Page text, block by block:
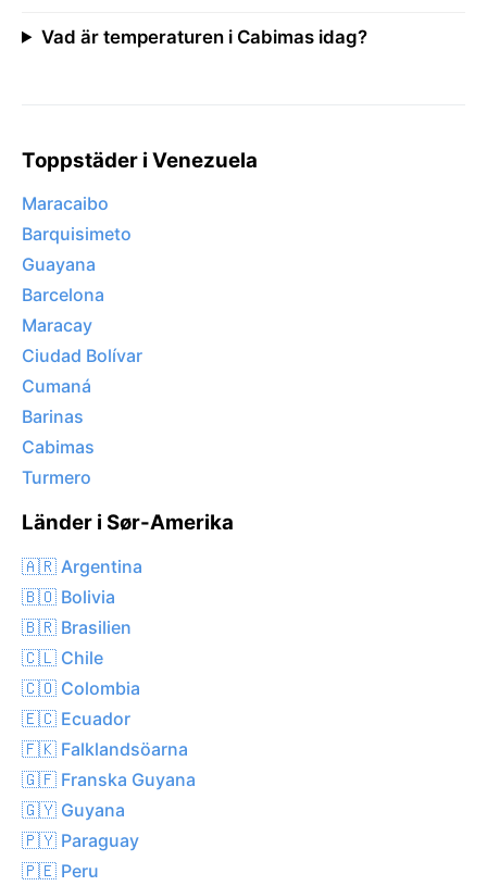
Vad är temperaturen i Cabimas idag?
Toppstäder i Venezuela
Maracaibo
Barquisimeto
Guayana
Barcelona
Maracay
Ciudad Bolívar
Cumaná
Barinas
Cabimas
Turmero
Länder i Sør-Amerika
🇦🇷 Argentina
🇧🇴 Bolivia
🇧🇷 Brasilien
🇨🇱 Chile
🇨🇴 Colombia
🇪🇨 Ecuador
🇫🇰 Falklandsöarna
🇬🇫 Franska Guyana
🇬🇾 Guyana
🇵🇾 Paraguay
🇵🇪 Peru